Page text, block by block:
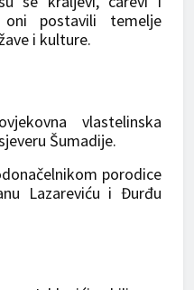
postavili temelje
i kulture.
vlastelinska
Šumadije.
porodice
Lazareviću i Đurđu